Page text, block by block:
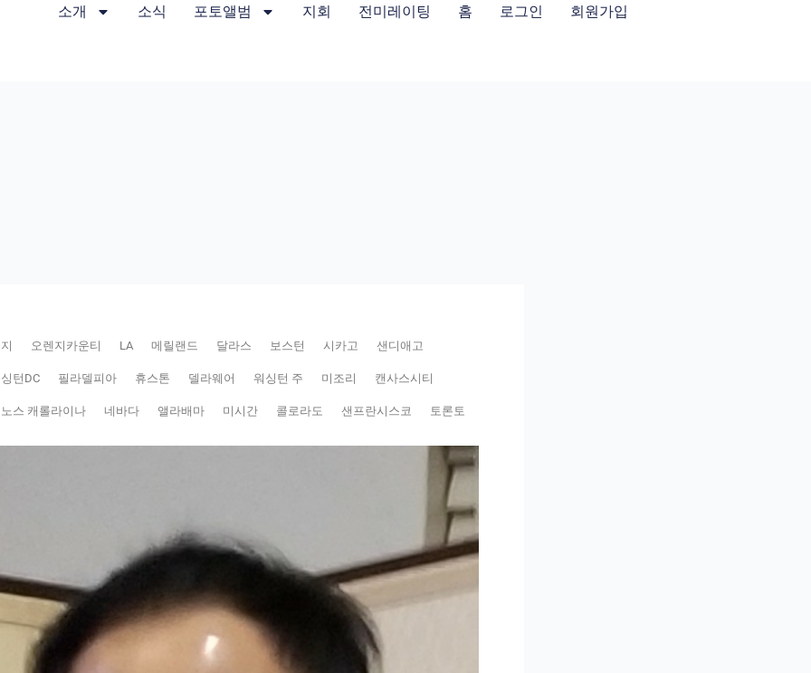
소개 소식 포토앨범 지회 전미레이팅 홈 로그인 회원가입
오렌지카운티 LA 메릴랜드 달라스 보스턴 시카고 샌디애고
턴DC 필라델피아 휴스톤 델라웨어 워싱턴 주 미조리 캔사스시티
노스 캐롤라이나 네바다 앨라배마 미시간 콜로라도 샌프란시스코 토론토